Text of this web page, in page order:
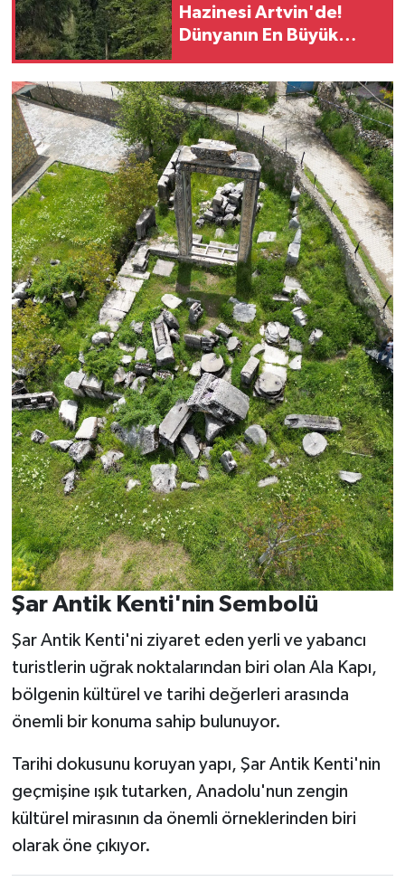
Hazinesi Artvin'de!
Dünyanın En Büyük
Çekiyor
Şar Antik Kenti'nin Sembolü
Şar Antik Kenti'ni ziyaret eden yerli ve yabancı
turistlerin uğrak noktalarından biri olan Ala Kapı,
bölgenin kültürel ve tarihi değerleri arasında
önemli bir konuma sahip bulunuyor.
Tarihi dokusunu koruyan yapı, Şar Antik Kenti'nin
geçmişine ışık tutarken, Anadolu'nun zengin
kültürel mirasının da önemli örneklerinden biri
olarak öne çıkıyor.